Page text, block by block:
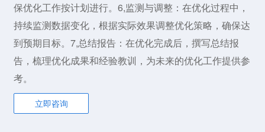
保优化工作按计划进行。6,监测与调整：在优化过程中，
持续监测数据变化，根据实际效果调整优化策略，确保达
到预期目标。7,总结报告：在优化完成后，撰写总结报
告，梳理优化成果和经验教训，为未来的优化工作提供参
考。
立即咨询